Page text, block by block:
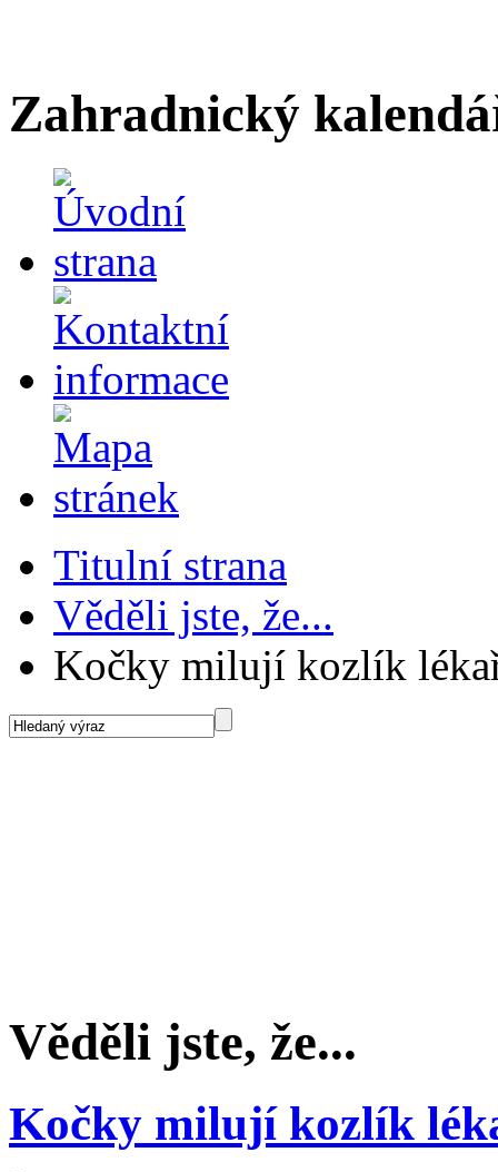
Zahradnický
Titulní strana
Věděli jste, že...
Kočky milují kozlík
Věděli jste, že...
Kočky milují kozlík